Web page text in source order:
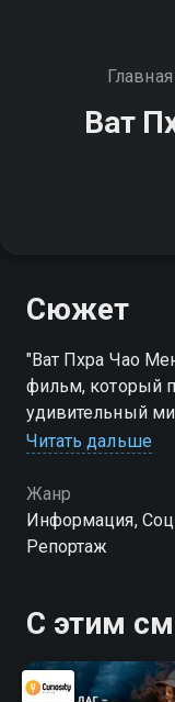
Главная
Ват
Сюжет
"Ват Пхра Чао
фильм, который
удивительный
через призму
Читать дальше
Жанр
Информация,
Репортаж
С этим